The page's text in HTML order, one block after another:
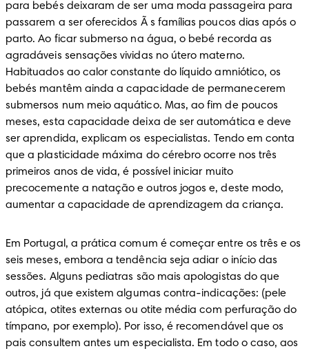
para bebés deixaram de ser uma moda passageira para
passarem a ser oferecidos Ã s famílias poucos dias após o
parto. Ao ficar submerso na água, o bebé recorda as
agradáveis sensações vividas no útero materno.
Habituados ao calor constante do líquido amniótico, os
bebés mantêm ainda a capacidade de permanecerem
submersos num meio aquático. Mas, ao fim de poucos
meses, esta capacidade deixa de ser automática e deve
ser aprendida, explicam os especialistas. Tendo em conta
que a plasticidade máxima do cérebro ocorre nos três
primeiros anos de vida, é possível iniciar muito
precocemente a natação e outros jogos e, deste modo,
aumentar a capacidade de aprendizagem da criança.
Em Portugal, a prática comum é começar entre os três e os
seis meses, embora a tendência seja adiar o início das
sessões. Alguns pediatras são mais apologistas do que
outros, já que existem algumas contra-indicações: (pele
atópica, otites externas ou otite média com perfuração do
tímpano, por exemplo). Por isso, é recomendável que os
pais consultem antes um especialista. Em todo o caso, aos